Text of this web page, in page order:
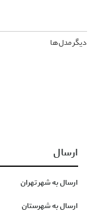
دیگر مدل‌ها
ارسال
ارسال به شهر تهران
ارسال به شهرستان